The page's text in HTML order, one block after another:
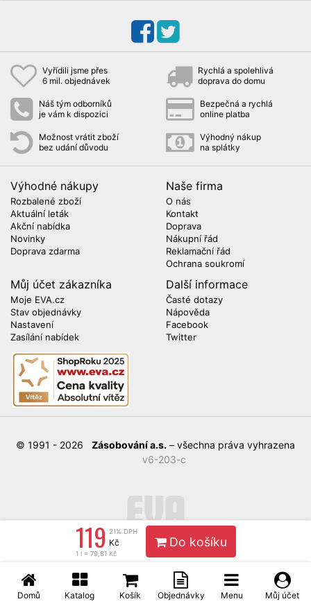
Domů Katalog Košík Objednávky Menu Můj účet
119 21% DPH
Kč
1 l = 79,81 Kč
Do košíku
Vyřídili jsme přes
6 mil. objednávek
Rychlá a spolehlivá
doprava do domu
Náš tým odborníků
je vám k dispozici
Bezpečná a rychlá
online platba
Možnost vrátit zboží
bez udání důvodu
Výhodný nákup
na splátky
Výhodné nákupy
Rozbalené zboží
Aktuální leták
Akční nabídka
Novinky
Doprava zdarma
Naše firma
O nás
Kontakt
Doprava
Nákupní řád
Reklamační řád
Ochrana soukromí
Můj účet zákazníka
Moje EVA.cz
Stav objednávky
Nastavení
Zasílání nabídek
Další informace
Časté dotazy
Nápověda
Facebook
Twitter
© 1991 - 2026 Zásobování a.s. – všechna práva vyhrazena
v6-203-c